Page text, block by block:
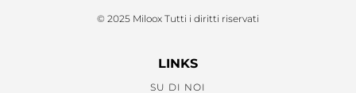
© 2025 Miloox Tutti i diritti riservati
LINKS
SU DI NOI